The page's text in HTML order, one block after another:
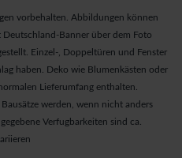
vorbehalten. Abbildungen können
Banner über dem Foto
Einzel-, Doppeltüren und Fenster
haben. Deko wie Blumenkästen oder
Lieferumfang enthalten.
werden, wenn nicht anders
Verfugbarkeiten sind ca.